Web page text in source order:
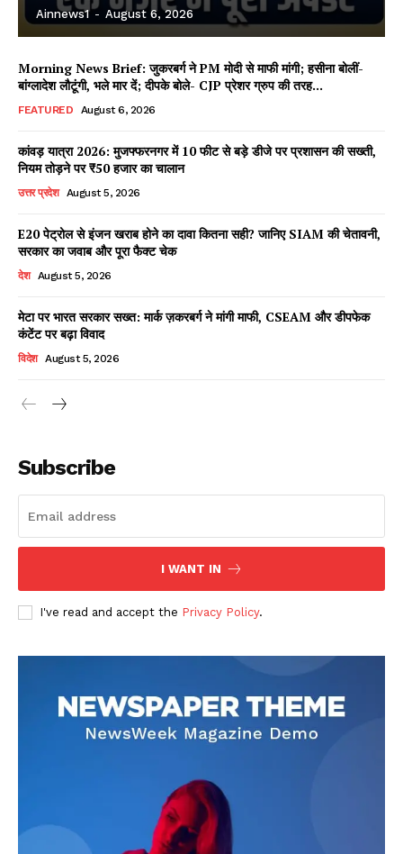
Facebook
X WhatsApp
Share
Read Latest News on AIN
DOWNLOAD NOW
AIN NEWS 1
Contact Us
Ainnews1 - August 6, 2026
Morning News Brief: जुकरबर्ग ने PM मोदी से माफी मांगी; हसीना बोलीं-
बांग्लादेश लौटूंगी, भले मार दें; दीपके बोले- CJP प्रेशर ग्रुप की तरह...
FEATURED August 6, 2026
कांवड़ यात्रा 2026: मुजफ्फरनगर में 10 फीट से बड़े डीजे पर प्रशासन की सख्ती,
नियम तोड़ने पर ₹50 हजार का चालान
उत्तर प्रदेश August 5, 2026
E20 पेट्रोल से इंजन खराब होने का दावा कितना सही? जानिए SIAM की चेतावनी,
सरकार का जवाब और पूरा फैक्ट चेक
देश August 5, 2026
मेटा पर भारत सरकार सख्त: मार्क ज़करबर्ग ने मांगी माफी, CSEAM और डीपफेक
कंटेंट पर बढ़ा विवाद
विदेश August 5, 2026
Subscribe
I WANT IN
I've read and accept the Privacy Policy.